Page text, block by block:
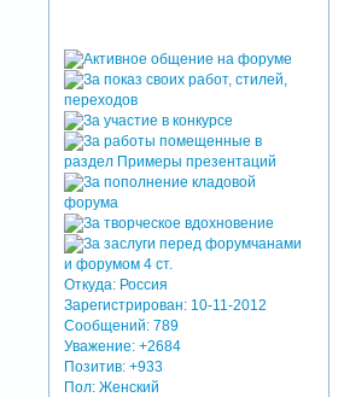
Откуда: Россия
Зарегистрирован: 10-11-2012
Сообщений: 789
Уважение: +2684
Позитив: +933
Пол: Женский